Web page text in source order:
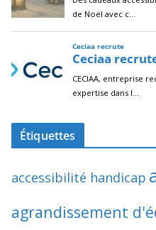
Étiquettes
accessibilité handicap
agrandissement